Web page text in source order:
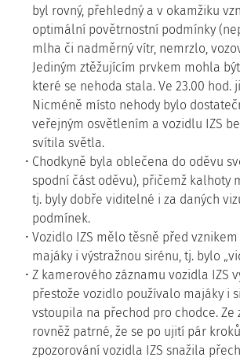
byl rovný, přehledný a v okamžiku
optimální povětrnostní podmínky
mlha či nadměrný vítr, nemrzlo,
Jediným ztěžujícím prvkem mohla
které se nehoda stala. Ve 23.00 hod.
Nicméně místo nehody bylo
veřejným osvětlením a vozidlu IZS
svítila světla.
Chodkyně byla oblečena do oděvu
spodní část oděvu), přičemž kalhoty
tj. byly dobře viditelné i za daných
podmínek.
Vozidlo IZS mělo těsně před
majáky i výstražnou sirénu, tj. bylo
Z kamerového záznamu vozidla IZS
přestože vozidlo používalo majáky i
vstoupila na přechod pro chodce. Ze
rovněž patrné, že se po ujití pár
zpozorování vozidla IZS snažila